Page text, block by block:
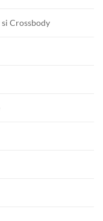
Crossbody